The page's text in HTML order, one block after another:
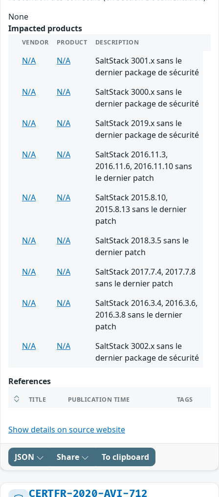
None
Impacted products
VENDOR PRODUCT DESCRIPTION
N/A N/A
SaltStack 3001.x sans le
dernier package de sécurité
N/A
N/A
SaltStack 3000.x sans le
dernier package de sécurité
N/A
N/A
SaltStack 2019.x sans le
dernier package de sécurité
N/A
N/A
SaltStack 2016.11.3,
2016.11.6, 2016.11.10 sans
le dernier patch
N/A
N/A
SaltStack 2015.8.10,
2015.8.13 sans le dernier
patch
N/A
N/A
SaltStack 2018.3.5 sans le
dernier patch
N/A
N/A
SaltStack 2017.7.4, 2017.7.8
sans le dernier patch
N/A
N/A
SaltStack 2016.3.4, 2016.3.6,
2016.3.8 sans le dernier
patch
N/A
N/A
SaltStack 3002.x sans le
dernier package de sécurité
References
TITLE PUBLICATION TIME TAGS
Show details on source website
JSON Share To clipboard
CERTFR-2020-AVI-712